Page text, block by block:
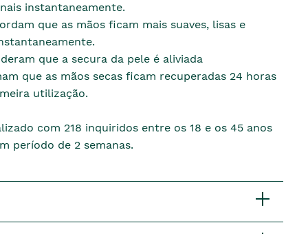
instantaneamente.
que as mãos ficam mais suaves, lisas e
que a secura da pele é aliviada
que as mãos secas ficam recuperadas 24 horas
utilização.
com 218 inquiridos entre os 18 e os 45 anos
período de 2 semanas.